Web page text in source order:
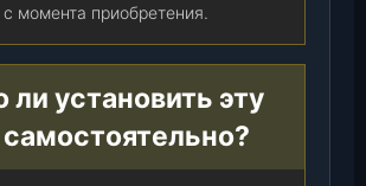
момента приобретения.
установить эту